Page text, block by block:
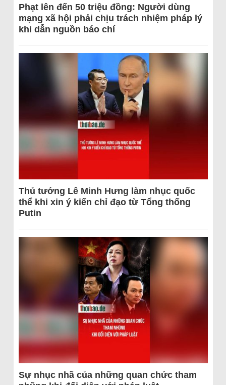
Phạt lên đến 50 triệu đồng: Người dùng
mạng xã hội phải chịu trách nhiệm pháp lý
khi dẫn nguồn báo chí
Thủ tướng Lê Minh Hưng làm nhục quốc
thể khi xin ý kiến chỉ đạo từ Tổng thống
Putin
Sự nhục nhã của những quan chức tham